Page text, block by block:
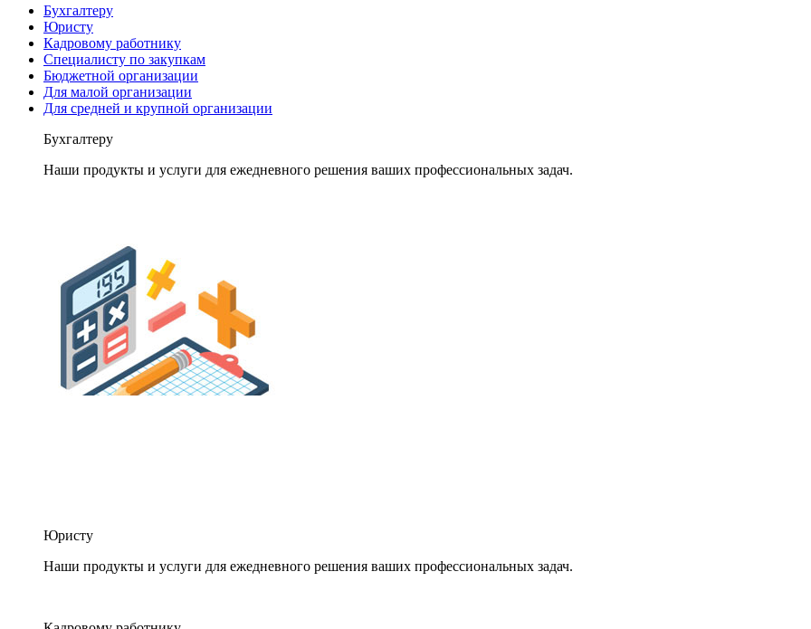
Бухгалтеру
Юристу
Кадровому работнику
Специалисту по закупкам
Бюджетной организации
Для малой организации
Для средней и крупной организации
Бухгалтеру
Наши продукты и услуги для ежедневного решения ваших профессиональных задач.
Юристу
Наши продукты и услуги для ежедневного решения ваших профессиональных задач.